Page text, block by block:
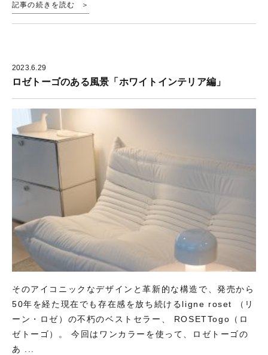
記事の続きを読む
2023.6.29
ロゼトーゴのある風景「ホワイトインテリア編」
そのアイコニックなデザインと革新的な構造で、発売から
50年を経た現在でも存在感を放ち続けるligne roset （リ
ーン・ロゼ）の不朽のベストセラー、 ROSETTogo（ロ
ゼトーゴ）。 今回はワンカラーを使って、ロゼトーゴの
あ ...